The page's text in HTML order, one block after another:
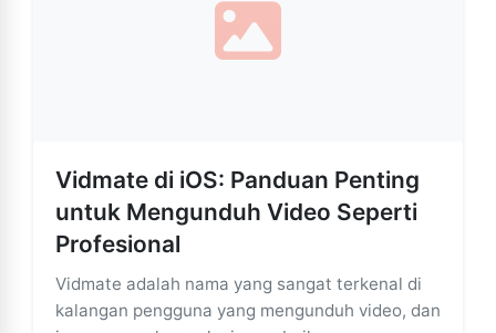
Vidmate di iOS: Panduan Penting
untuk Mengunduh Video Seperti
Profesional
Vidmate adalah nama yang sangat terkenal di
kalangan pengguna yang mengunduh video, dan